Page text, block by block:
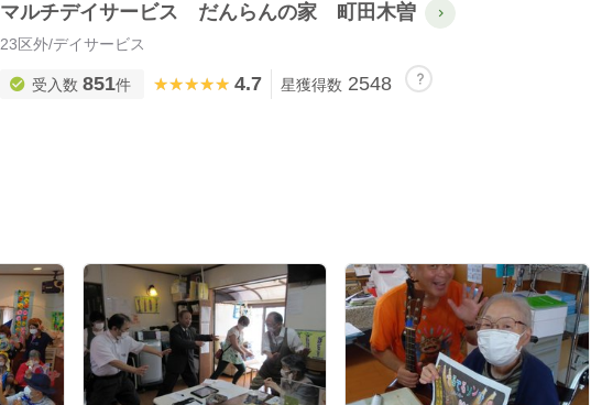
マルチデイサービス だんらんの家 町田木曽
23区外/デイサービス
受入数 851件 ★★★★★
★★★★★ 4.7 星獲得数 2548